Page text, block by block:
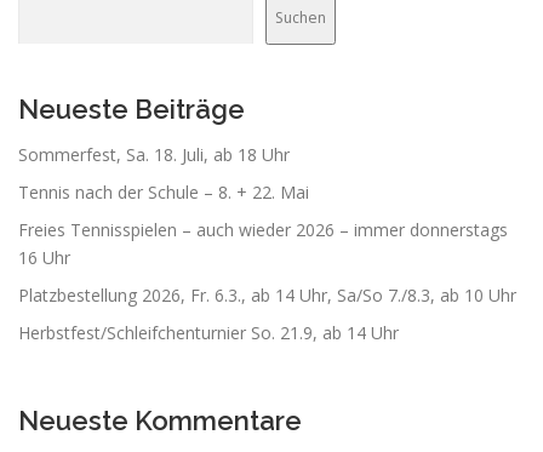
Suchen
Neueste Beiträge
Sommerfest, Sa. 18. Juli, ab 18 Uhr
Tennis nach der Schule – 8. + 22. Mai
Freies Tennisspielen – auch wieder 2026 – immer donnerstags
16 Uhr
Platzbestellung 2026, Fr. 6.3., ab 14 Uhr, Sa/So 7./8.3, ab 10 Uhr
Herbstfest/Schleifchenturnier So. 21.9, ab 14 Uhr
Neueste Kommentare